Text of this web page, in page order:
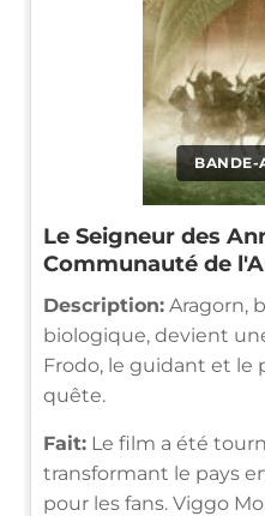
BANDE-
Le Seigneur des
Communauté de
Description: Aragorn,
biologique, devient
Frodo, le guidant et le
quête.
Fait: Le film a été
transformant le pays
pour les fans. Viggo